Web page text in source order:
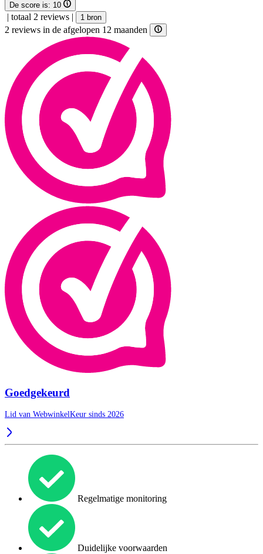
De score is: 10
| totaal 2 reviews | 1 bron
2 reviews in de afgelopen 12 maanden
Goedgekeurd
Lid van WebwinkelKeur sinds 2026
Regelmatige monitoring
Duidelijke voorwaarden